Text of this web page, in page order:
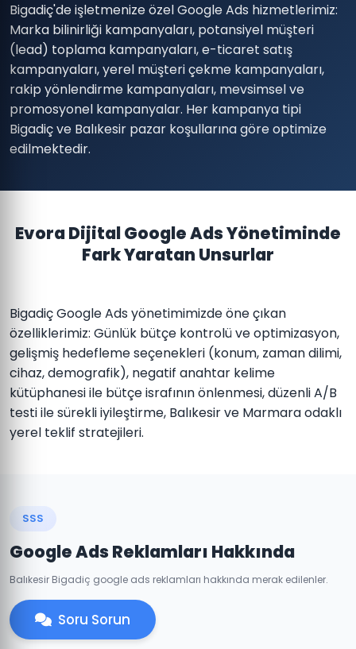
Bigadiç'de işletmenize özel Google Ads hizmetlerimiz:
Marka bilinirliği kampanyaları, potansiyel müşteri
(lead) toplama kampanyaları, e-ticaret satış
kampanyaları, yerel müşteri çekme kampanyaları,
rakip yönlendirme kampanyaları, mevsimsel ve
promosyonel kampanyalar. Her kampanya tipi
Bigadiç ve Balıkesir pazar koşullarına göre optimize
edilmektedir.
Evora Dijital Google Ads Yönetiminde
Fark Yaratan Unsurlar
Bigadiç Google Ads yönetimimizde öne çıkan
özelliklerimiz: Günlük bütçe kontrolü ve optimizasyon,
gelişmiş hedefleme seçenekleri (konum, zaman dilimi,
cihaz, demografik), negatif anahtar kelime
kütüphanesi ile bütçe israfının önlenmesi, düzenli A/B
testi ile sürekli iyileştirme, Balıkesir ve Marmara odaklı
yerel teklif stratejileri.
SSS
Google Ads Reklamları Hakkında
Balıkesir Bigadiç google ads reklamları hakkında merak edilenler.
Soru Sorun